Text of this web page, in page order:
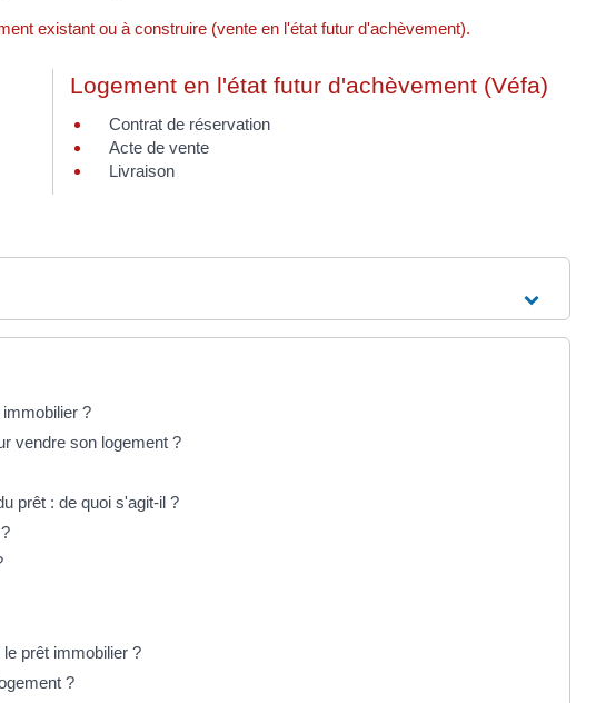
existant ou à construire (vente en l'état futur d'achèvement).
Logement en l'état futur d'achèvement (Véfa)
Contrat de réservation
Acte de vente
Livraison
?
vendre son logement ?
prêt : de quoi s'agit-il ?
prêt immobilier ?
?